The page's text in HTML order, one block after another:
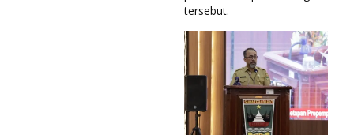
tersebut.